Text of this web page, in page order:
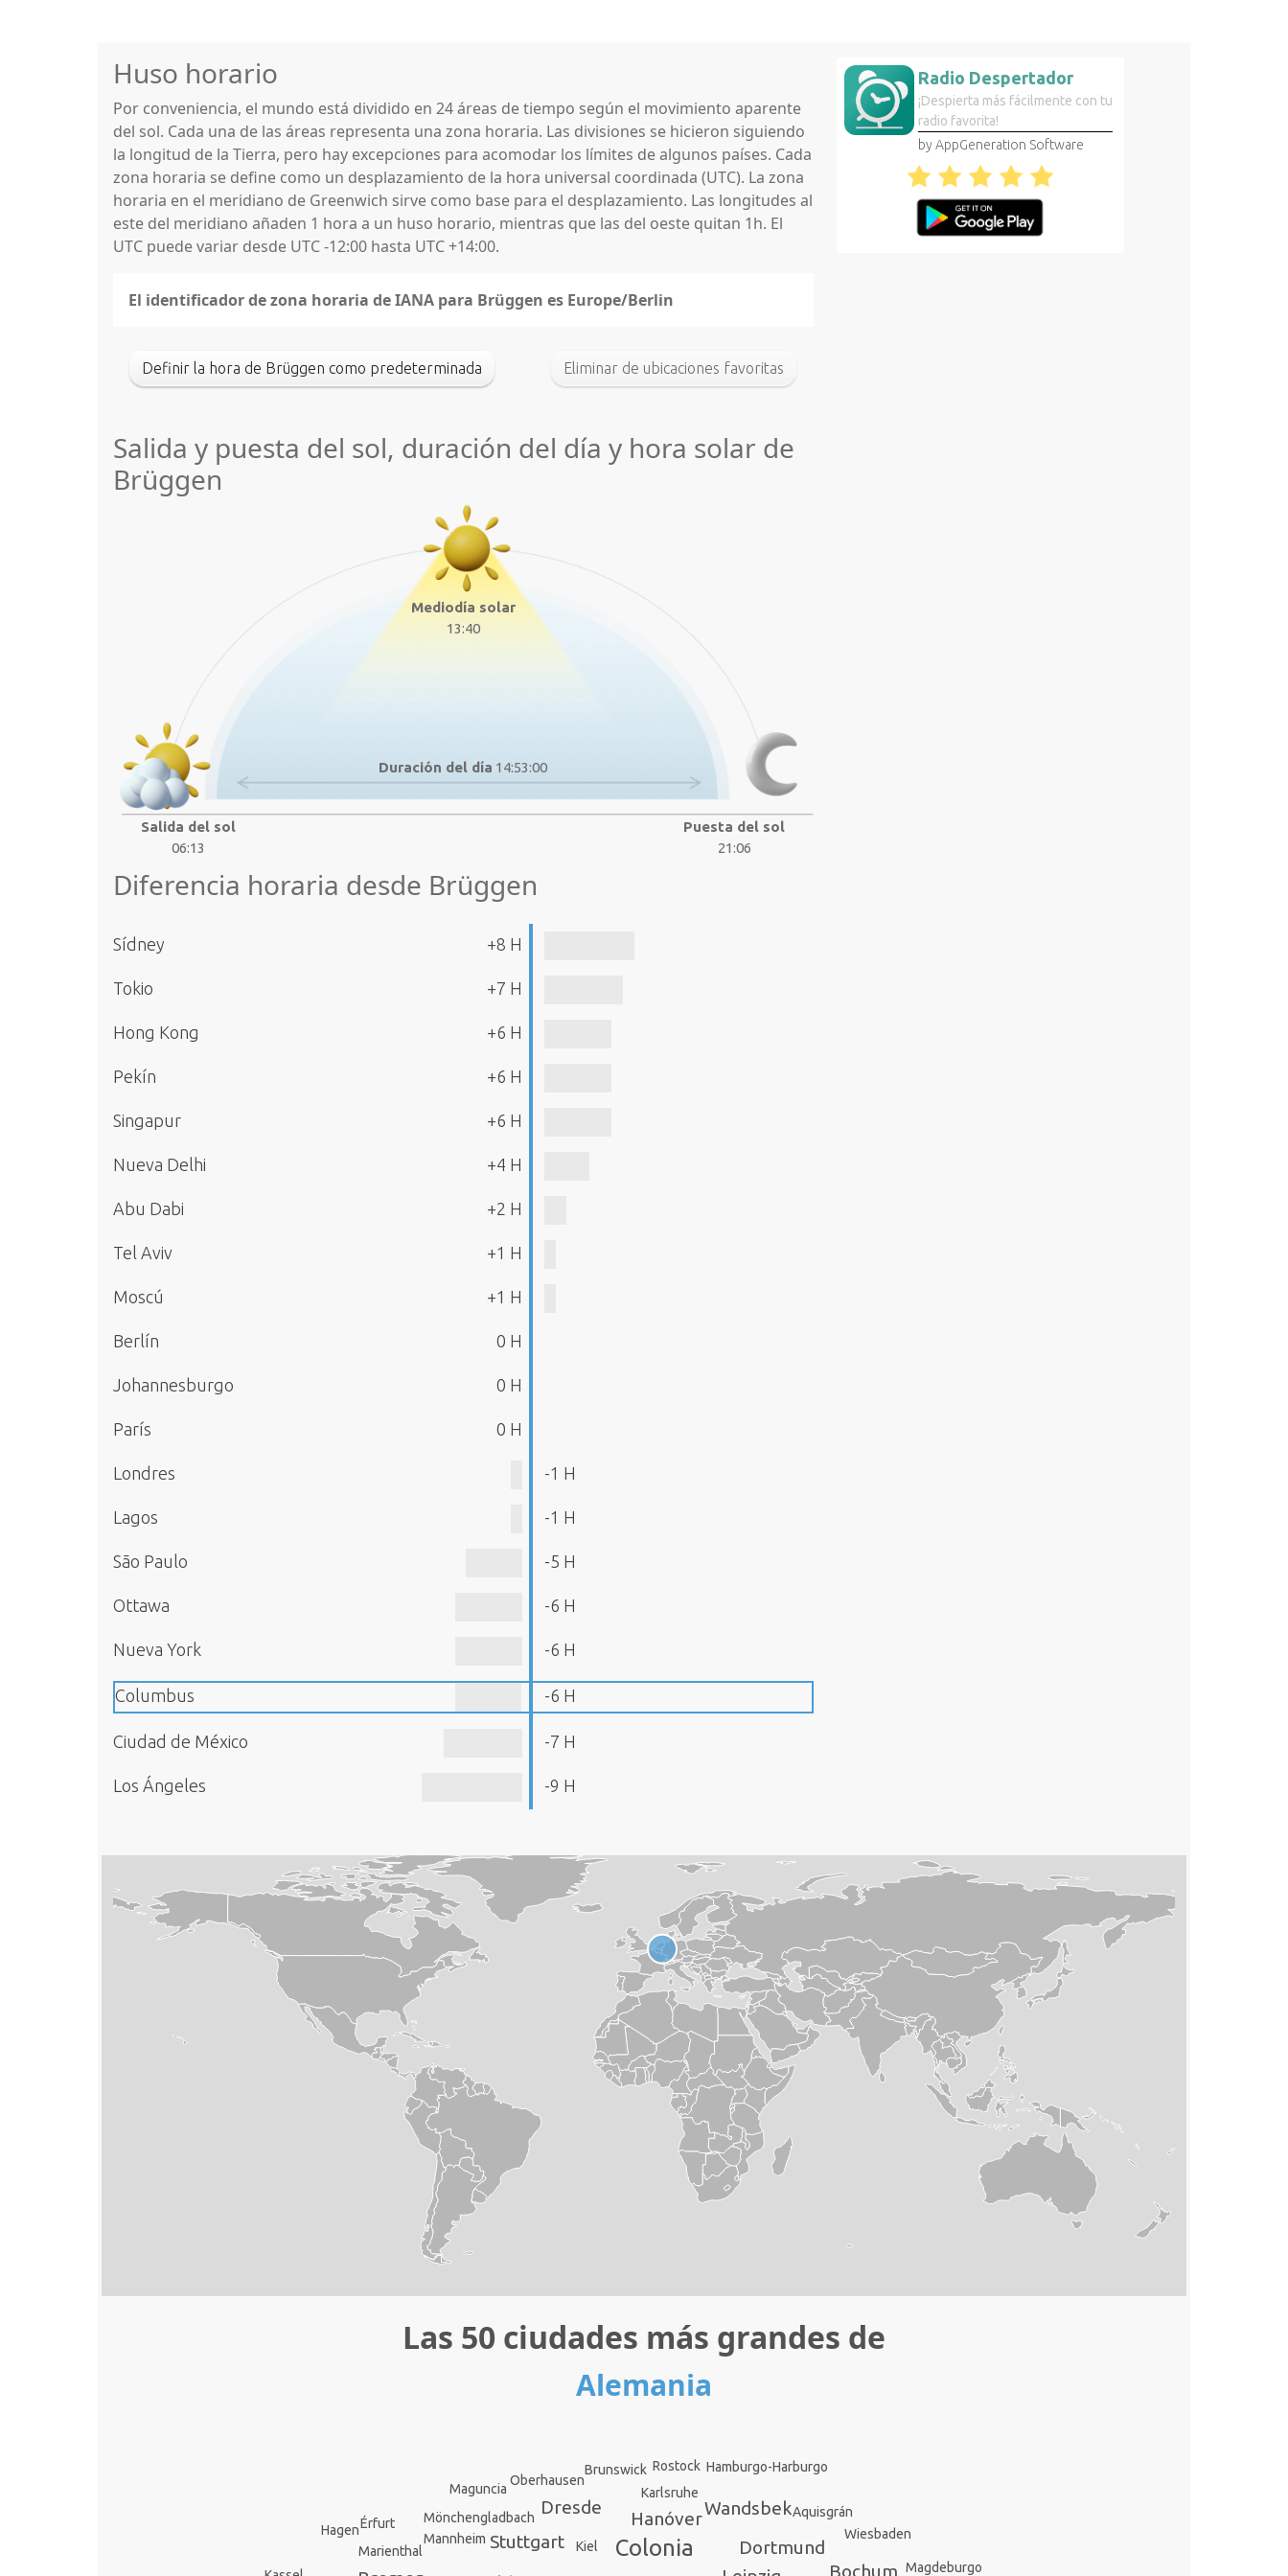
Huso horario
Por conveniencia, el mundo está dividido en 24 áreas de tiempo según el movimiento aparente
del sol. Cada una de las áreas representa una zona horaria. Las divisiones se hicieron siguiendo
la longitud de la Tierra, pero hay excepciones para acomodar los límites de algunos países. Cada
zona horaria se define como un desplazamiento de la hora universal coordinada (UTC). La zona
horaria en el meridiano de Greenwich sirve como base para el desplazamiento. Las longitudes al
este del meridiano añaden 1 hora a un huso horario, mientras que las del oeste quitan 1h. El
UTC puede variar desde UTC -12:00 hasta UTC +14:00.
El identificador de zona horaria de IANA para Brüggen es Europe/Berlin
Definir la hora de Brüggen como predeterminada Eliminar de ubicaciones favoritas
Salida y puesta del sol, duración del día y hora solar de
Brüggen
Mediodía solar
13:40
Duración del día 14:53:00
Salida del sol
06:13
Puesta del sol
21:06
Diferencia horaria desde Brüggen
Sídney +8 H
Tokio +7 H
Hong Kong +6 H
Pekín +6 H
Singapur +6 H
Nueva Delhi +4 H
Abu Dabi +2 H
Tel Aviv +1 H
Moscú +1 H
Berlín 0 H
Johannesburgo 0 H
París 0 H
Londres -1 H
Lagos -1 H
São Paulo -5 H
Ottawa -6 H
Nueva York -6 H
Columbus -6 H
Ciudad de México -7 H
Los Ángeles -9 H
Radio Despertador
¡Despierta más fácilmente con tu
radio favorita!
by AppGeneration Software
Las 50 ciudades más grandes de
Alemania
Colonia
Stuttgart
Dortmund
Hanóver
Dresde Wandsbek
Bochum
Mannheim
Marienthal
Karlsruhe
Wiesbaden
Aquisgrán
Mönchengladbach
Brunswick
Kiel
Magdeburgo
Oberhausen
Érfurt
Hamburgo-Harburgo
Hagen
Rostock
Maguncia